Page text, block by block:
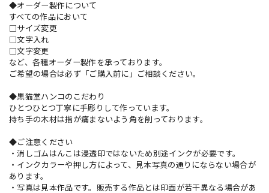
◆オーダー製作について
すべての作品において
□サイズ変更
□文字入れ
□文字変更
など、各種オーダー製作を承っております。
ご希望の場合は必ず「ご購入前に」ご相談ください。
◆黒猫堂ハンコのこだわり
ひとつひとつ丁寧に手彫りして作っています。
持ち手の木材は指が痛まないよう角を削っております。
◆ご注意ください
・消しゴムはんこは浸透印ではないため別途インクが必要です。
・インクカラーや押し方によって、見本写真の通りにならない場合が
あります。
・写真は見本作品です。販売する作品とは印面が若干異なる場合があ